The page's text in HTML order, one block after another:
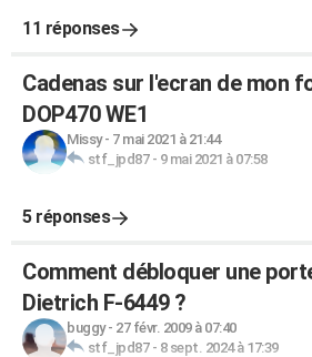
11 réponses
Cadenas sur l'ecran de mon
DOP470 WE1
Missy- 7 mai 2021 à 21:44
stf_jpd87- 9 mai 2021 à 07:58
5 réponses
Comment débloquer une
Dietrich F-6449 ?
buggy- 27 févr. 2009 à 07:40
stf_jpd87- 8 sept. 2024 à 17:39